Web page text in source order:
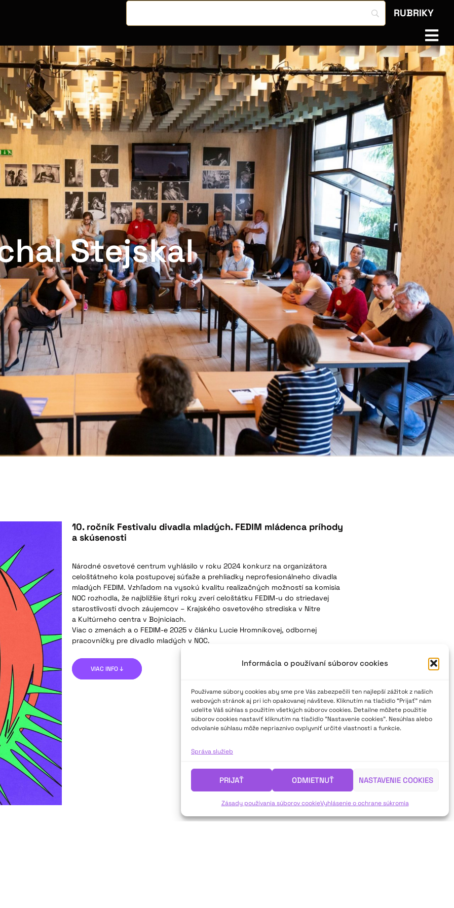
Informácia o používaní súborov cookies
Používame súbory cookies aby sme pre Vás zabezpečili ten najlepší zážitok z našich
webových stránok aj pri ich opakovanej návšteve. Kliknutím na tlačidlo “Prijať” nám
udelíte Váš súhlas s použitím všetkých súborov cookies. Detailne môžete použitie
súborov cookies nastaviť kliknutím na tlačidlo "Nastavenie cookies". Nesúhlas alebo
odvolanie súhlasu môže nepriaznivo ovplyvniť určité vlastnosti a funkcie.
Správa služieb
PRIJAŤ ODMIETNUŤ NASTAVENIE COOKIES
Zásady používania súborov cookieVyhlásenie o ochrane súkromia
RUBRIKY
Stejskal
10. ročník Festivalu divadla mladých. FEDIM mládenca príhody
a skúsenosti
Národné osvetové centrum vyhlásilo v roku 2024 konkurz na organizátora
celoštátneho kola postupovej súťaže a prehliadky neprofesionálneho divadla
mladých FEDIM. Vzhľadom na vysokú kvalitu realizačných možností sa komisia
NOC rozhodla, že najbližšie štyri roky zverí celoštátku FEDIM-u do striedavej
starostlivosti dvoch záujemcov – Krajského osvetového strediska v Nitre
a Kultúrneho centra v Bojniciach.
Viac o zmenách a o FEDIM-e 2025 v článku Lucie Hromníkovej, odbornej
pracovníčky pre divadlo mladých v NOC.
VIAC INFO ↓